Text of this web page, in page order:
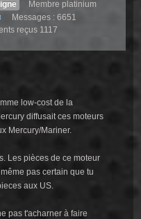
Membre platinium
Messages : 6651
reçus 1117
low-cost de la
diffusait ces moteurs
Mercury/Mariner.
Les pièces de ce moteur
pas certain que tu
aux US.
pas t'acharner à faire